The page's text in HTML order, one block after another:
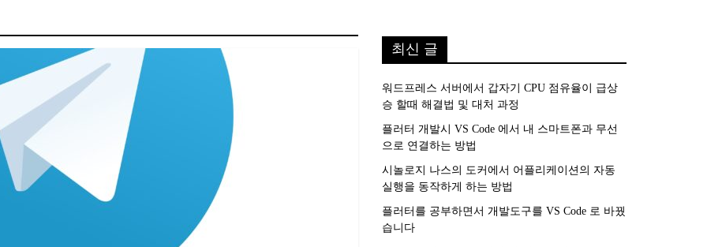
최신 글
워드프레스 서버에서 갑자기 CPU 점유율이 급상
승 할때 해결법 및 대처 과정
플러터 개발시 VS Code 에서 내 스마트폰과 무선
으로 연결하는 방법
시놀로지 나스의 도커에서 어플리케이션의 자동
실행을 동작하게 하는 방법
플러터를 공부하면서 개발도구를 VS Code 로 바꿨
습니다